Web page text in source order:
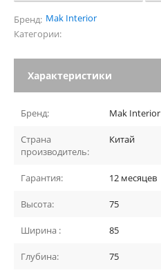
Бренд: Mak Interior
Категории:
Характеристики
Бренд: Mak Interior
Страна
производитель:
Китай
Гарантия: 12 месяцев
Высота: 75
Ширина : 85
Глубина: 75